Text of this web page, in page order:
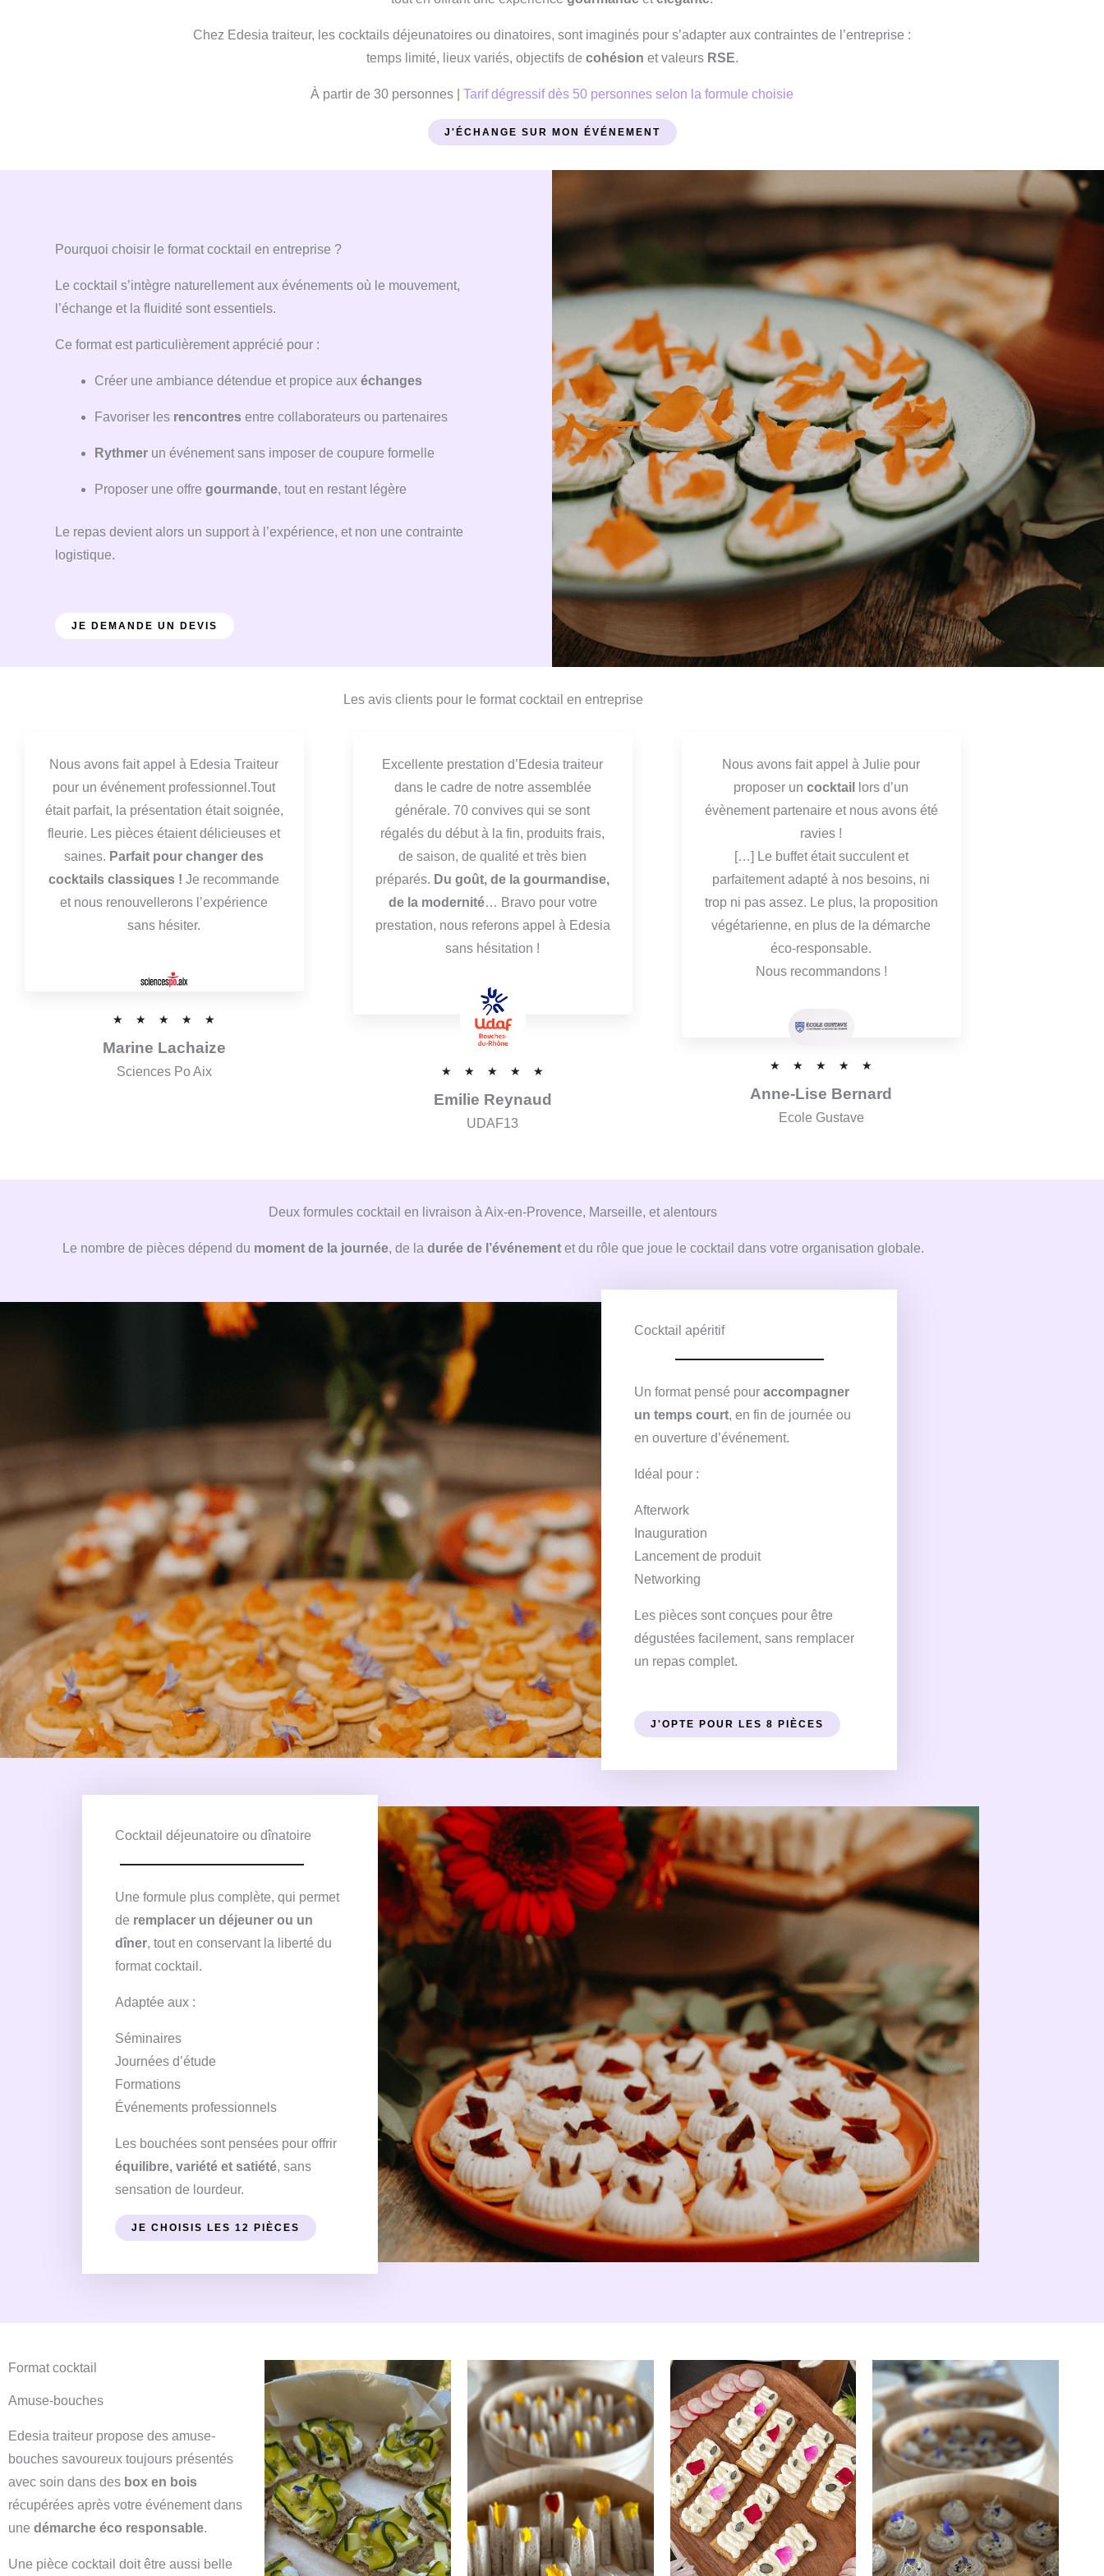
Chez Edesia traiteur, les cocktails déjeunatoires ou dinatoires, sont imaginés pour s’adapter aux contraintes de l’entreprise :
temps limité, lieux variés, objectifs de cohésion et valeurs RSE.
À partir de 30 personnes | Tarif dégressif dès 50 personnes selon la formule choisie
J'ÉCHANGE SUR MON ÉVÉNEMENT
Pourquoi choisir le format cocktail en entreprise ?
Le cocktail s’intègre naturellement aux événements où le mouvement,
l’échange et la fluidité sont essentiels.
Ce format est particulièrement apprécié pour :
Créer une ambiance détendue et propice auxéchanges
Favoriser les rencontres entre collaborateurs ou partenaires
Rythmer un événement sans imposer de coupure formelle
Proposer une offregourmande, tout en restant légère
Le repas devient alors un support à l’expérience, et non une contrainte
logistique.
JE DEMANDE UN DEVIS
Les avis clients pour le format cocktail en entreprise
Nous avons fait appel à Edesia Traiteur
pour un événement professionnel.Tout
était parfait, la présentation était soignée,
fleurie. Les pièces étaient délicieuses et
saines. Parfait pour changer des
cocktails classiques ! Je recommande
et nous renouvellerons l’expérience
sans hésiter.
★ ★ ★ ★ ★
Marine Lachaize
Sciences Po Aix
Excellente prestation d’Edesia traiteur
dans le cadre de notre assemblée
générale. 70 convives qui se sont
régalés du début à la fin, produits frais,
de saison, de qualité et très bien
préparés. Du goût, de la gourmandise,
de la modernité… Bravo pour votre
prestation, nous referons appel à Edesia
sans hésitation !
☆ ☆ ☆ ☆ ☆
o
u
5
Emilie Reynaud
UDAF13
Nous avons fait appel à Julie pour
proposer uncocktail
lors d’un
évènement partenaire et nous avons été
ravies !
[…] Le buffet était succulent et
parfaitement adapté à nos besoins, ni
trop ni pas assez. Le plus, la proposition
végétarienne, en plus de la démarche
éco-responsable.
Nous recommandons !
☆ ☆ ☆ ☆ ☆
5
Anne-Lise Bernard
Ecole Gustave
Deux formules cocktail en livraison à Aix-en-Provence, Marseille, et alentours
Le nombre de pièces dépend du moment de la journée, de la durée de l’événementet du rôle que joue le cocktail dans votre organisation globale.
Cocktail apéritif
Un format pensé pour accompagner
un temps court, en fin de journée ou
en ouverture d’événement.
Idéal pour :
Afterwork
Inauguration
Lancement de produit
Networking
Les pièces sont conçues pour être
dégustées facilement, sans remplacer
un repas complet.
J'OPTE POUR LES 8 PIÈCES
Cocktail déjeunatoire ou dînatoire
Une formule plus complète, qui permet
de remplacer un déjeuner ou un
dîner, tout en conservant la liberté du
format cocktail.
Adaptée aux :
Séminaires
Journées d’étude
Formations
Événements professionnels
Les bouchées sont pensées pour offrir
équilibre, variété et satiété, sans
sensation de lourdeur.
JE CHOISIS LES 12 PIÈCES
Format cocktail
Amuse-bouches
Edesia traiteur propose des amuse-
bouches savoureux toujours présentés
avec soin dans des box en bois
récupérées après votre événement dans
une démarche éco responsable.
Une pièce cocktail doit être aussi belle